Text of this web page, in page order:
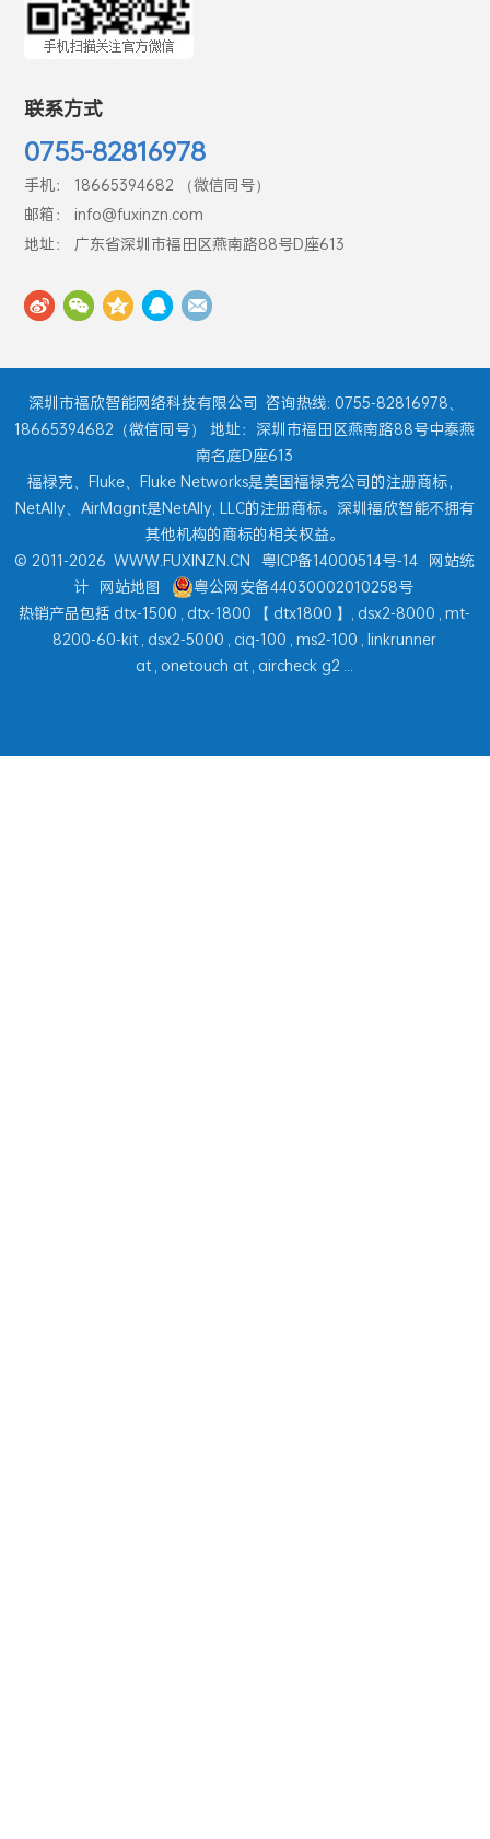
联系方式
0755-82816978
手机： 18665394682 （微信同号）
邮箱： info@fuxinzn.com
地址： 广东省深圳市福田区燕南路88号D座613
深圳市福欣智能网络科技有限公司 咨询热线: 0755-82816978、
18665394682（微信同号） 地址：深圳市福田区燕南路88号中泰燕
南名庭D座613
福禄克、Fluke、Fluke Networks是美国福禄克公司的注册商标，
NetAlly、AirMagnt是NetAlly, LLC的注册商标。深圳福欣智能不拥有
其他机构的商标的相关权益。
© 2011-2026 WWW.FUXINZN.CN 粤ICP备14000514号-14 网站统
计 网站地图
粤公网安备44030002010258号
热销产品包括 dtx-1500 , dtx-1800 【 dtx1800 】, dsx2-8000 , mt-
8200-60-kit , dsx2-5000 , ciq-100 , ms2-100 , linkrunner
at , onetouch at , aircheck g2 ...